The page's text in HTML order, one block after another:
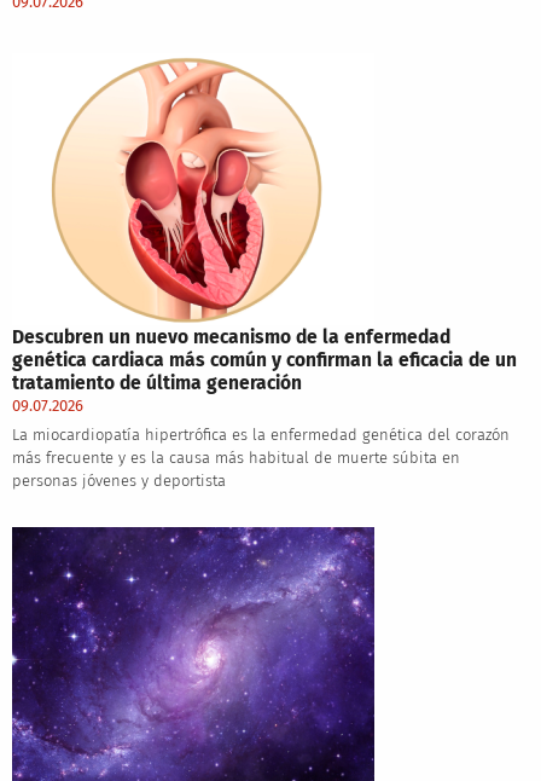
Descubren un nuevo mecanismo de la enfermedad
genética cardiaca más común y confirman la eficacia de un
tratamiento de última generación
09.07.2026
La miocardiopatía hipertrófica es la enfermedad genética del corazón
más frecuente y es la causa más habitual de muerte súbita en
personas jóvenes y deportista